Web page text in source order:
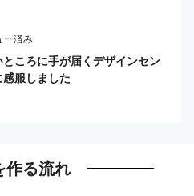
ー済み
ころに手が届くデザインセン
服しました
作る流れ